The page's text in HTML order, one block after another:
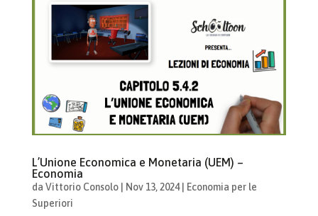
L’Unione Economica e Monetaria (UEM) –
Economia
da Vittorio Consolo| Nov 13, 2024|
Economia per le
Superiori